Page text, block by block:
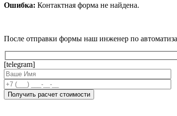
Ошибка: Контактная форма не найдена.
После отправки формы наш инженер по
[telegram]